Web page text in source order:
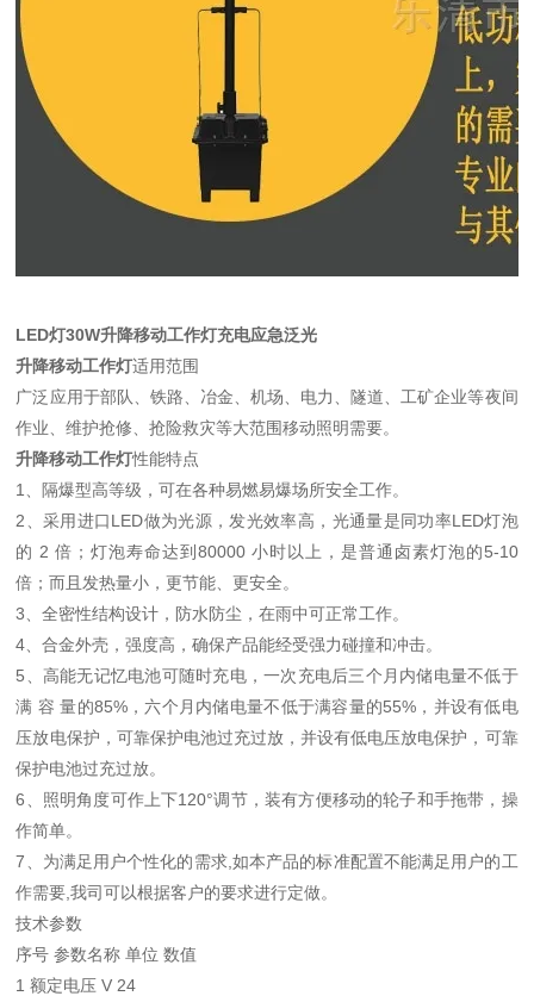
LED灯30W升降移动工作灯充电应急泛光
升降移动工作灯适用范围
广泛应用于部队、铁路、冶金、机场、电力、隧道、工矿企业等夜间
作业、维护抢修、抢险救灾等大范围移动照明需要。
升降移动工作灯性能特点
1、隔爆型高等级，可在各种易燃易爆场所安全工作。
2、采用进口LED做为光源，发光效率高，光通量是同功率LED灯泡
的 2 倍；灯泡寿命达到80000 小时以上，是普通卤素灯泡的5-10
倍；而且发热量小，更节能、更安全。
3、全密性结构设计，防水防尘，在雨中可正常工作。
4、合金外壳，强度高，确保产品能经受强力碰撞和冲击。
5、高能无记忆电池可随时充电，一次充电后三个月内储电量不低于
满 容 量的85%，六个月内储电量不低于满容量的55%，并设有低电
压放电保护，可靠保护电池过充过放，并设有低电压放电保护，可靠
保护电池过充过放。
6、照明角度可作上下120°调节，装有方便移动的轮子和手拖带，操
作简单。
7、为满足用户个性化的需求,如本产品的标准配置不能满足用户的工
作需要,我司可以根据客户的要求进行定做。
技术参数
序号 参数名称 单位 数值
1 额定电压 V 24